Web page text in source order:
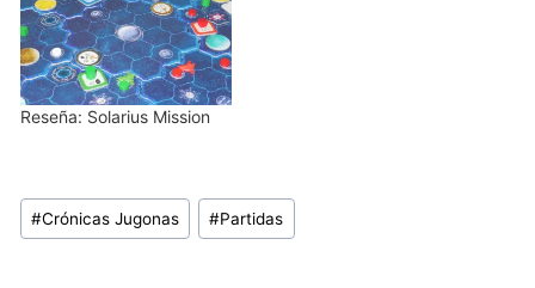
Reseña: Solarius Mission
Etiquetas
de
#Crónicas Jugonas #Partidas